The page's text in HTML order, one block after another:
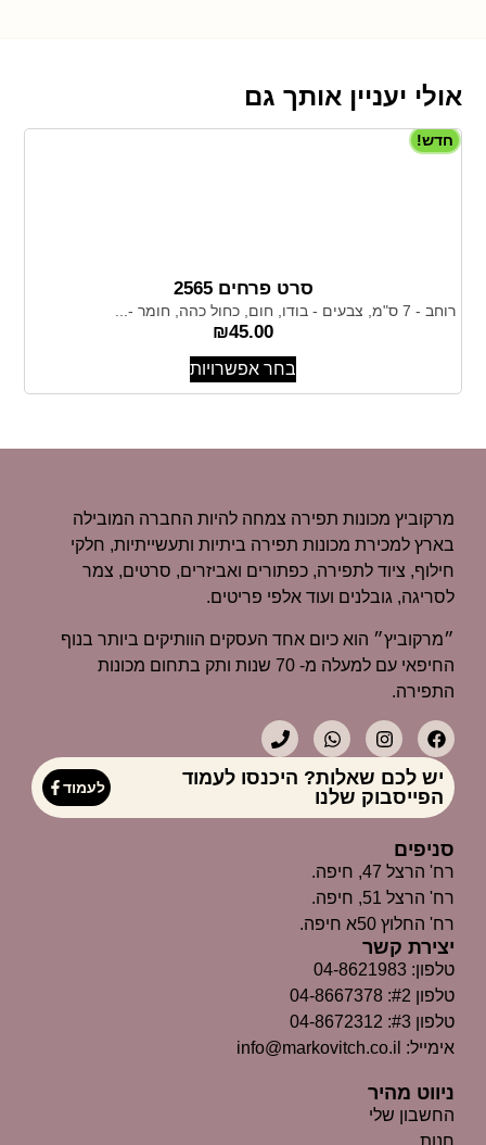
אולי יעניין אותך גם
חדש!
סרט פרחים 2565
רוחב - 7 ס"מ, צבעים - בודו, חום, כחול כהה, חומר -...
₪45.00
בחר אפשרויות
מרקוביץ מכונות תפירה צמחה להיות החברה המובילה
בארץ למכירת מכונות תפירה ביתיות ותעשייתיות, חלקי
חילוף, ציוד לתפירה, כפתורים ואביזרים, סרטים, צמר
לסריגה, גובלנים ועוד אלפי פריטים.
״מרקוביץ״ הוא כיום אחד העסקים הוותיקים ביותר בנוף
החיפאי עם למעלה מ- 70 שנות ותק בתחום מכונות
התפירה.
יש לכם שאלות? היכנסו לעמוד
הפייסבוק שלנו
לעמוד
ניווט מהיר
החשבון שלי
סניפים
רח' הרצל 47, חיפה.
רח' הרצל 51, חיפה.
רח' החלוץ 50א חיפה.
יצירת קשר
טלפון: 04-8621983
טלפון #2: 04-8667378
טלפון #3: 04-8672312
אימייל: info@markovitch.co.il